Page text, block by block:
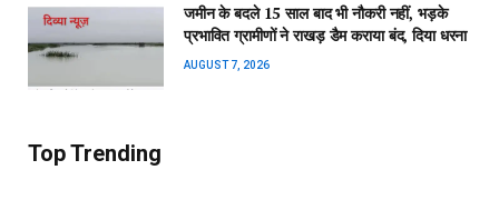
जमीन के बदले 15 साल बाद भी नौकरी नहीं, भड़के
प्रभावित ग्रामीणों ने राखड़ डैम कराया बंद, दिया धरना
AUGUST 7, 2026
Top Trending